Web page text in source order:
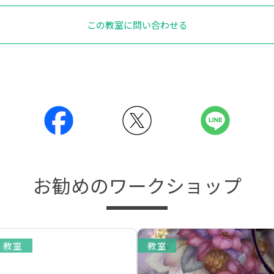
この教室に問い合わせる
お勧めのワークショップ
教室 教室